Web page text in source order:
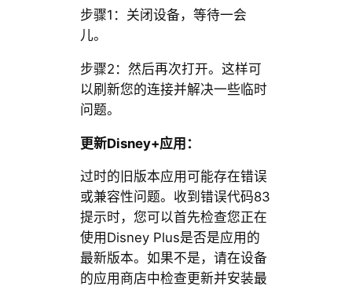
步骤1：关闭设备，等待一会
儿。
步骤2：然后再次打开。这样可
以刷新您的连接并解决一些临时
问题。
更新Disney+应用：
过时的旧版本应用可能存在错误
或兼容性问题。收到错误代码83
提示时，您可以首先检查您正在
使用Disney Plus是否是应用的
最新版本。如果不是，请在设备
的应用商店中检查更新并安装最